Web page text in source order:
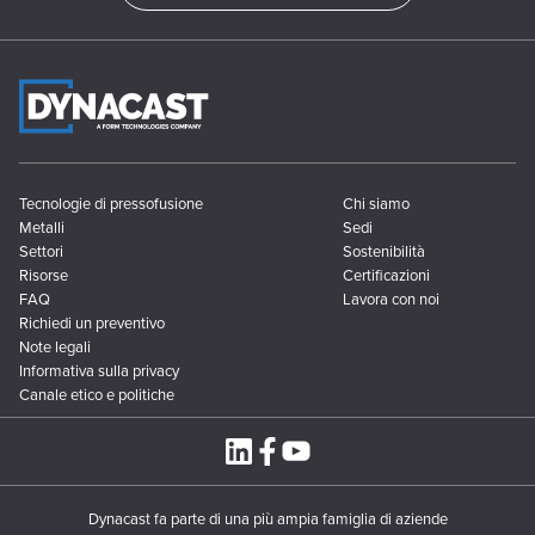
Tecnologie di pressofusione
Metalli
Settori
Risorse
FAQ
Chi siamo
Sedi
Sostenibilità
Certificazioni
Lavora con noi
Richiedi un preventivo
Note legali
Informativa sulla privacy
Canale etico e politiche
Dynacast fa parte di una più ampia famiglia di aziende